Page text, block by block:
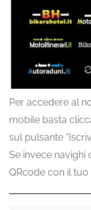
Per accedere al
mobile basta
sul pulsante
Se invece
QRcode con il tuo